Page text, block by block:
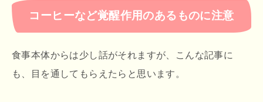
コーヒーなど覚醒作用のあるものに注意
食事本体からは少し話がそれますが、こんな記事に
も、目を通してもらえたらと思います。